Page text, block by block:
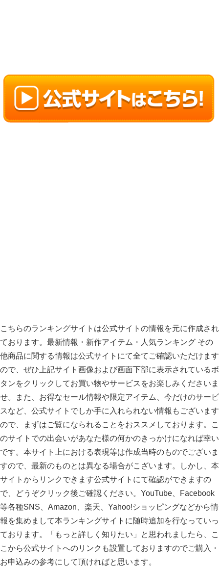
こちらのランキングサイトは公式サイトの情報を元に作成され
ております。最新情報・新作アイテム・人気ランキング その
他商品に関する情報は公式サイトにて全てご確認いただけます
ので、ぜひ上記サイト画像および画面下部に表示されているボ
タンをクリックしてお買い物やサービスをお楽しみくださいま
せ。また、お得なセール情報や限定アイテム、今だけのサービ
スなど、公式サイトでしか手に入れられない情報もございます
ので、まずはご覧になられることをおススメしております。こ
のサイトでの出会いがあなた様の何かのきっかけになれば幸い
です。本サイト上における表現等は作成当時のものでございま
すので、最新のものとは異なる場合がこざいます。しかし、本
サイトからリンクできます公式サイトにて確認ができますの
で、どうぞクリック後ご確認ください。YouTube、Facebook
等各種SNS、Amazon、楽天、Yahoo!ショッピングなどから情
報を集めまして本ランキングサイトに随時追加を行なっていっ
ております。「もっと詳しく知りたい」と思われましたら、こ
こから公式サイトへのリンクも設置しておりますのでご購入・
お申込みの参考にして頂ければと思います。